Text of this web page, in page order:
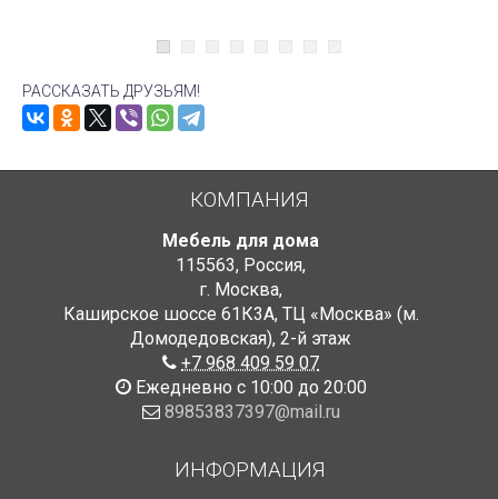
РАССКАЗАТЬ ДРУЗЬЯМ!
КОМПАНИЯ
Мебель для дома
115563, Россия,
г. Москва,
Каширское шоссе 61К3А, ТЦ «Москва» (м.
Домодедовская), 2-й этаж
+7 968 409 59 07
Ежедневно с 10:00 до 20:00
89853837397@mail.ru
ИНФОРМАЦИЯ